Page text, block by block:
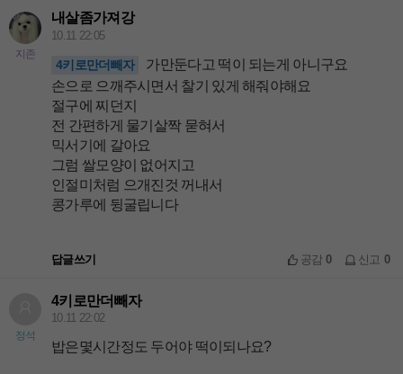
지존
내살좀가져강
10.11 22:05
4키로만더빼자
가만둔다고 떡이 되는게 아니구요
손으로 으깨주시면서 찰기 있게 해줘야해요
절구에 찌던지
전 간편하게 물기살짝 묻혀서
믹서기에 갈아요
그럼 쌀모양이 없어지고
인절미처럼 으개진것 꺼내서
콩가루에 뒹굴립니다
답글쓰기 공감0 신고 0
정석
4키로만더빼자
10.11 22:02
밥은몇시간정도 두어야 떡이되나요?